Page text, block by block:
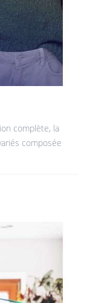
complète, la
composée